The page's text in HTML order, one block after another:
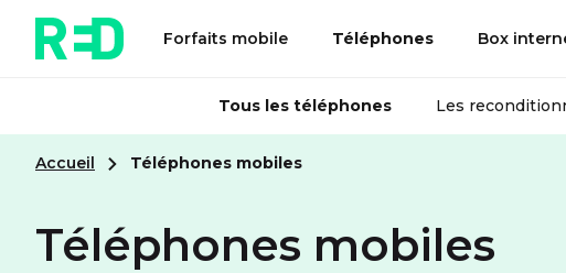
Forfaits mobile Téléphones Box
Tous les téléphones Les
Accueil Téléphones mobiles
Téléphones mobiles